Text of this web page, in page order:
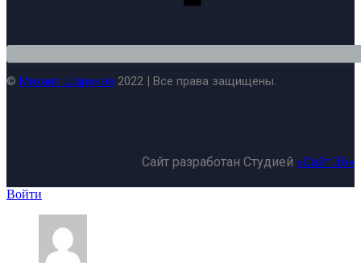
© Михаил Шариков 2022 | Все права защищены.
Сайт разработан Студией «Сайт 36»
Войти